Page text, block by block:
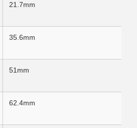
21.7mm
35.6mm
51mm
62.4mm